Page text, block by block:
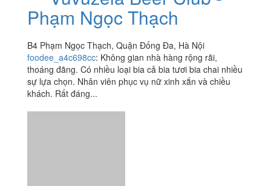
Phạm Ngọc Thạch
B4 Phạm Ngọc Thạch, Quận Đống Đa, Hà Nội
foodee_a4c698cc: Không gian nhà hàng rộng rãi,
thoáng đãng. Có nhiều loại bia cả bia tươi bia chai nhiều
sự lựa chọn. Nhân viên phục vụ nữ xinh xắn và chiều
khách. Rất đáng...